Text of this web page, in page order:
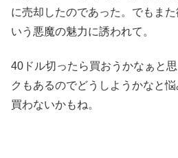
に売却したのであった。でもま
いう悪魔の魅力に誘われて。
40ドル切ったら買おうかなぁと
クもあるのでどうしようかなと
買わないかもね。